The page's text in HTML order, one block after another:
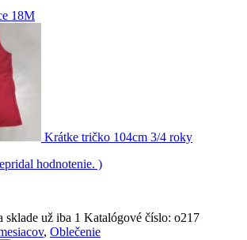
18M
Krátke tričko 104cm 3/4 roky
hodnotenie. )
sklade už iba 1 Katalógové číslo: o217
, Oblečenie